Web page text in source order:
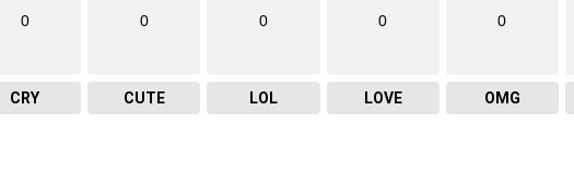
0
CRY
0
CUTE
0
LOL
0
LOVE
0
OMG